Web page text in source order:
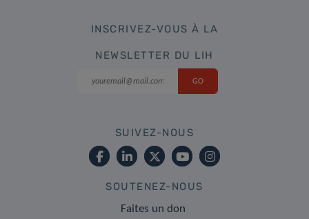
INSCRIVEZ-VOUS À LA
NEWSLETTER DU LIH
SUIVEZ-NOUS
SOUTENEZ-NOUS
Faites un don